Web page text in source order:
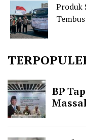
Produk